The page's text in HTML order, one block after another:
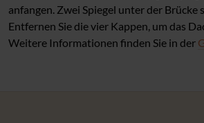
anfangen. Zwei Spiegel unter der Brücke
Entfernen Sie die vier Kappen, um das
Weitere Informationen finden Sie in der